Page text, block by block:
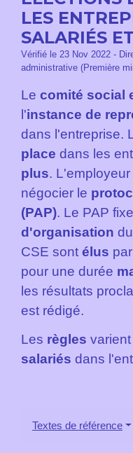
LES
SALARIÉS
Vérifié le 23 Nov 2022 -
administrative (Première
Le comité social
l'instance de
dans l'entreprise.
place dans les
plus.
négocier le
(PAP). Le PAP
d'organisation
CSE sont élus
pour une durée
les résultats
est rédigé.
Les règles
salariés dans
Textes de référence